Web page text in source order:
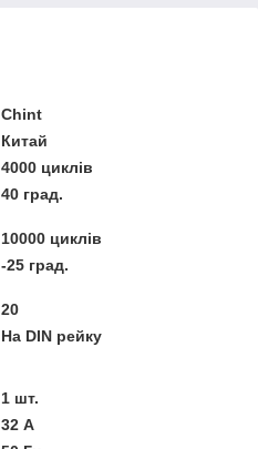
Chint
Китай
4000 циклів
40 град.
10000 циклів
-25 град.
20
На DIN рейку
1 шт.
32 А